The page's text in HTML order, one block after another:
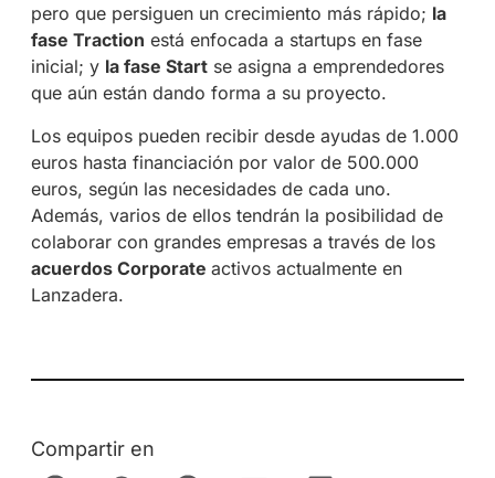
pero que persiguen un crecimiento más rápido; la
fase Traction está enfocada a startups en fase
inicial; y la fase Startse asigna a emprendedores
que aún están dando forma a su proyecto.
Los equipos pueden recibir desde ayudas de 1.000
euros hasta financiación por valor de 500.000
euros, según las necesidades de cada uno.
Además, varios de ellos tendrán la posibilidad de
colaborar con grandes empresas a través de los
acuerdos Corporate activos actualmente en
Lanzadera.
Compartir en